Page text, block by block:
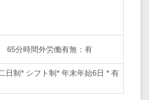
分時間外労働有無：有
日制* シフト制* 年末年始6日 * 有